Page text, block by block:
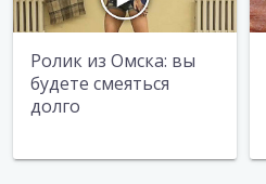
Ролик из Омска: вы
будете смеяться
долго